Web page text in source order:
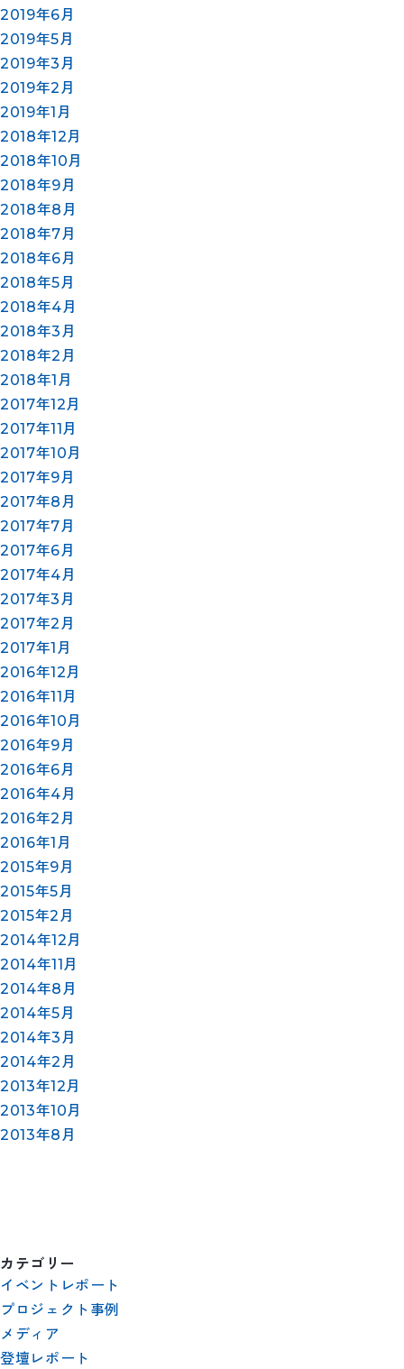
2019年6月
2019年5月
2019年3月
2019年2月
2019年1月
2018年12月
2018年10月
2018年9月
2018年8月
2018年7月
2018年6月
2018年5月
2018年4月
2018年3月
2018年2月
2018年1月
2017年12月
2017年11月
2017年10月
2017年9月
2017年8月
2017年7月
2017年6月
2017年4月
2017年3月
2017年2月
2017年1月
2016年12月
2016年11月
2016年10月
2016年9月
2016年6月
2016年4月
2016年2月
2016年1月
2015年9月
2015年5月
2015年2月
2014年12月
2014年11月
2014年8月
2014年5月
2014年3月
2014年2月
2013年12月
2013年10月
2013年8月
カテゴリー
イベントレポート
プロジェクト事例
メディア
登壇レポート